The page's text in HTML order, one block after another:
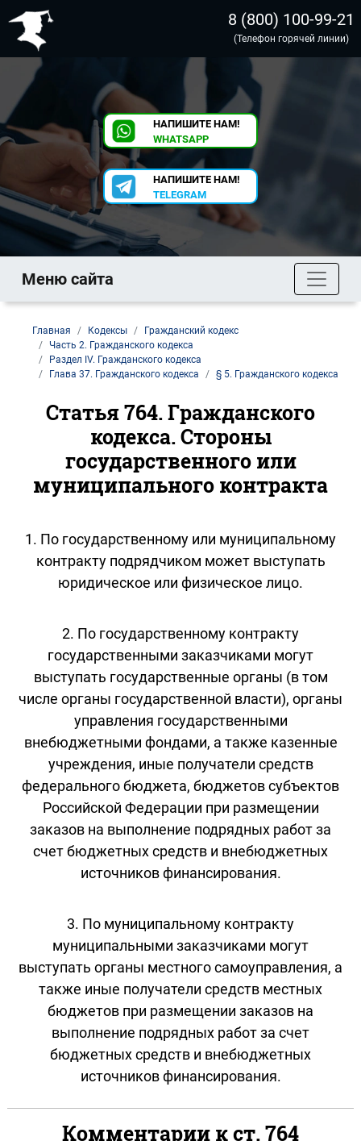
8 (800) 100-99-21
(Телефон горячей линии)
НАПИШИТЕ НАМ!
WHATSAPP
НАПИШИТЕ НАМ!
TELEGRAM
Меню сайта
Главная Кодексы
Гражданский кодекс
Часть 2. Гражданского кодекса
Раздел IV. Гражданского кодекса
Глава 37. Гражданского кодекса
§ 5. Гражданского кодекса
Статья 764. Гражданского
кодекса. Стороны
государственного или
муниципального контракта
1. По государственному или муниципальному
контракту подрядчиком может выступать
юридическое или физическое лицо.
2. По государственному контракту
государственными заказчиками могут
выступать государственные органы (в том
числе органы государственной власти), органы
управления государственными
внебюджетными фондами, а также казенные
учреждения, иные получатели средств
федерального бюджета, бюджетов субъектов
Российской Федерации при размещении
заказов на выполнение подрядных работ за
счет бюджетных средств и внебюджетных
источников финансирования.
3. По муниципальному контракту
муниципальными заказчиками могут
выступать органы местного самоуправления, а
также иные получатели средств местных
бюджетов при размещении заказов на
выполнение подрядных работ за счет
бюджетных средств и внебюджетных
источников финансирования.
Комментарии к ст. 764